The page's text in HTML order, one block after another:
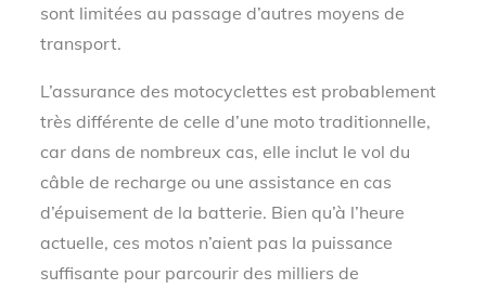
sont limitées au passage d’autres moyens de
transport.
L’assurance des motocyclettes est probablement
très différente de celle d’une moto traditionnelle,
car dans de nombreux cas, elle inclut le vol du
câble de recharge ou une assistance en cas
d’épuisement de la batterie. Bien qu’à l’heure
actuelle, ces motos n’aient pas la puissance
suffisante pour parcourir des milliers de